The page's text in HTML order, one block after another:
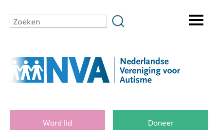
Word lid Doneer